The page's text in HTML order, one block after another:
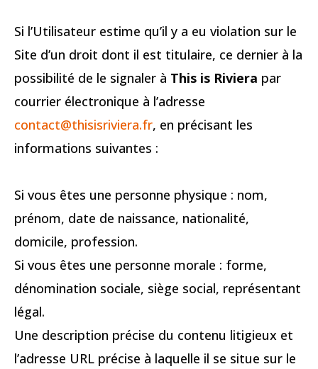
Si l’Utilisateur estime qu’il y a eu violation sur le
Site d’un droit dont il est titulaire, ce dernier à la
possibilité de le signaler à This is Riviera par
courrier électronique à l’adresse
contact@thisisriviera.fr, en précisant les
informations suivantes :
Si vous êtes une personne physique : nom,
prénom, date de naissance, nationalité,
domicile, profession.
Si vous êtes une personne morale : forme,
dénomination sociale, siège social, représentant
légal.
Une description précise du contenu litigieux et
l’adresse URL précise à laquelle il se situe sur le